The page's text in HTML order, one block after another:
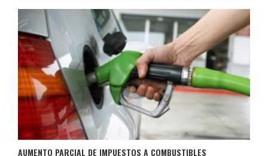
AUMENTO PARCIAL DE IMPUESTOS A COMBUSTIBLES